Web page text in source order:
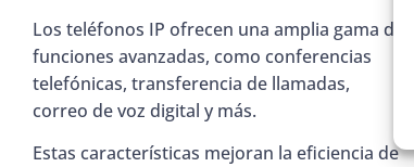
Los teléfonos IP ofrecen una amplia gama de
funciones avanzadas, como conferencias
telefónicas, transferencia de llamadas,
correo de voz digital y más.
Estas características mejoran la eficiencia de